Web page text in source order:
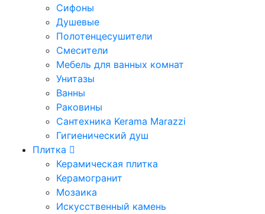
Сифоны
Душевые
Полотенцесушители
Смесители
Мебель для ванных комнат
Унитазы
Ванны
Раковины
Сантехника Kerama Marazzi
Гигиенический душ
Плитка
Керамическая плитка
Керамогранит
Мозаика
Искусственный камень